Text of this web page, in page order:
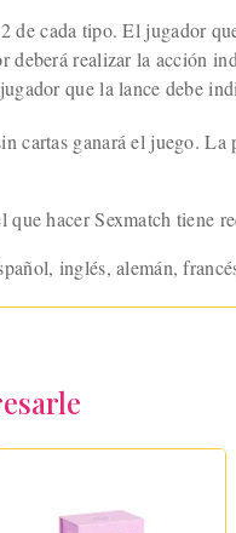
de cada tipo. El jugador
realizar la acción
que la lance debe
cartas ganará el juego.
hacer Sexmatch tiene
inglés, alemán,